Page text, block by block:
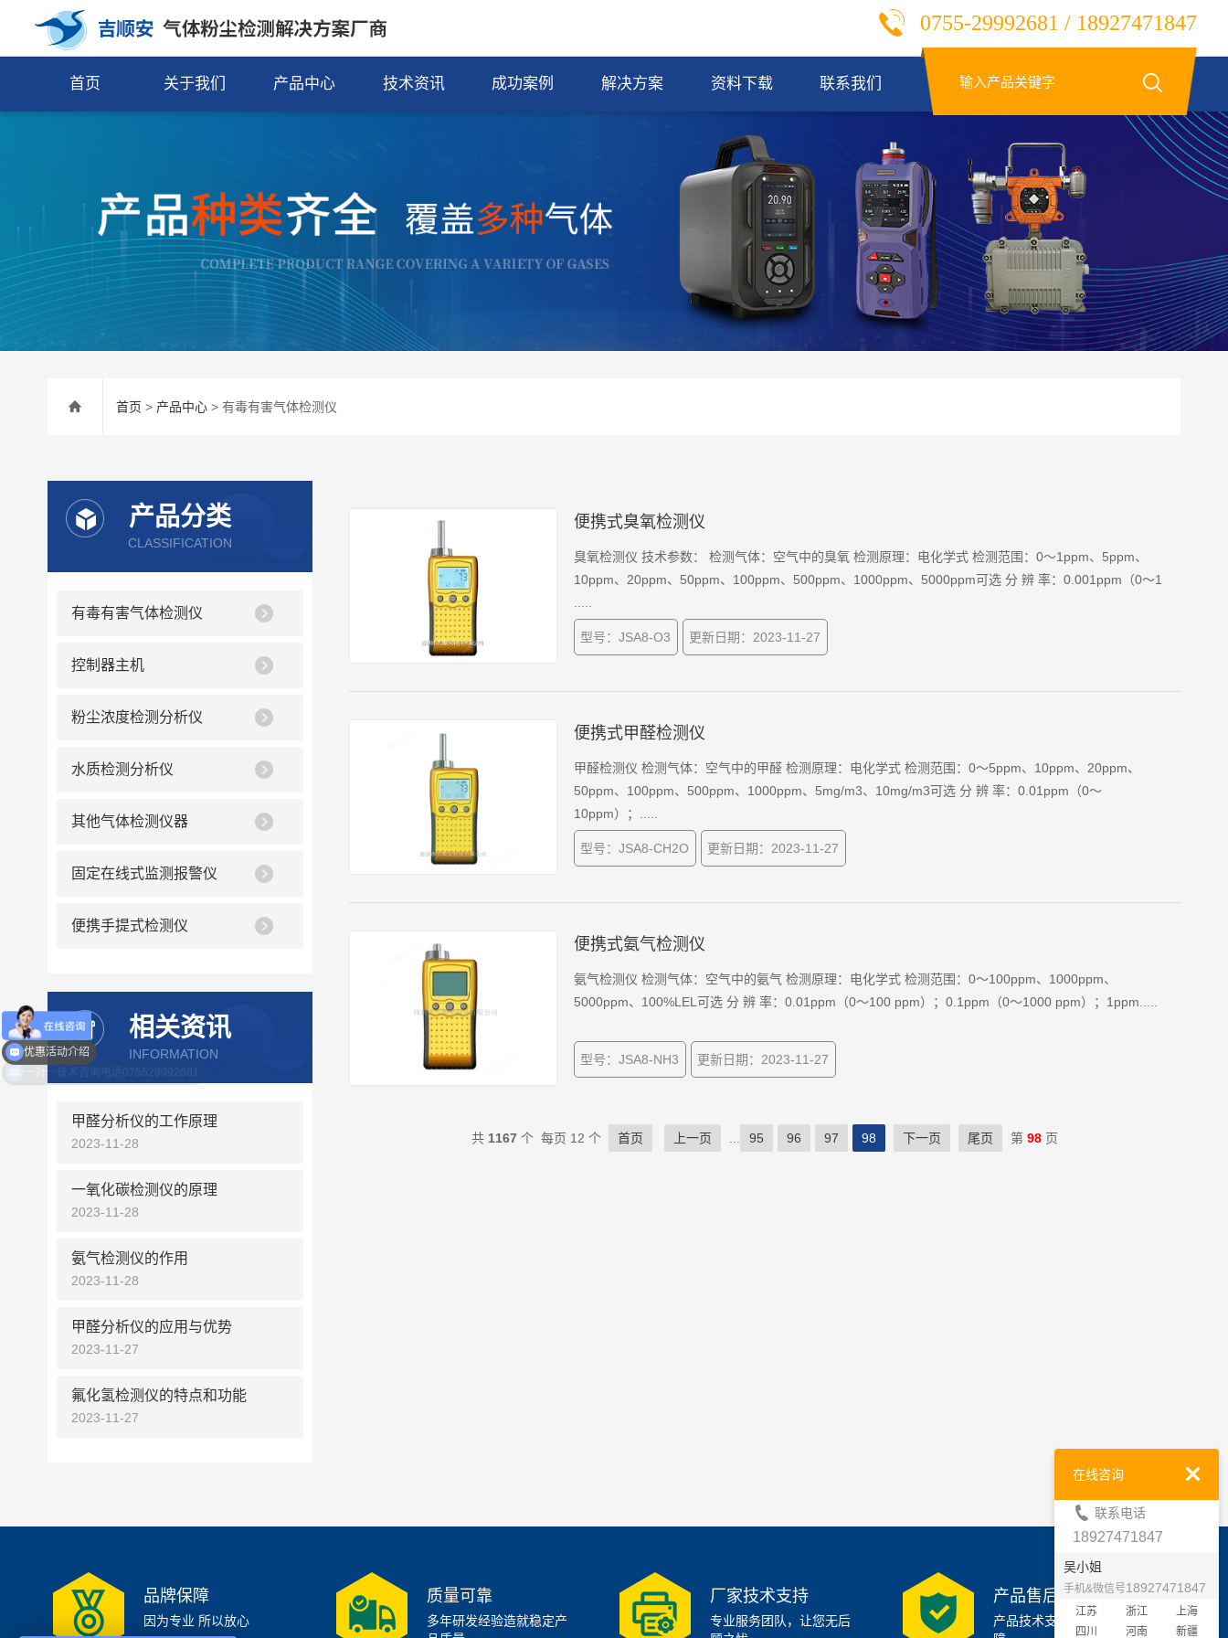
0755-29992681 / 18927471847
首页 关于我们 产品中心 技术资讯 成功案例 解决方案 资料下载 联系我们
首页 > 产品中心 > 有毒有害气体检测仪
产品分类
CLASSIFICATION
有毒有害气体检测仪
控制器主机
粉尘浓度检测分析仪
水质检测分析仪
其他气体检测仪器
固定在线式监测报警仪
便携手提式检测仪
相关资讯
INFORMATION
甲醛分析仪的工作原理
2023-11-28
一氧化碳检测仪的原理
2023-11-28
氨气检测仪的作用
2023-11-28
甲醛分析仪的应用与优势
2023-11-27
氟化氢检测仪的特点和功能
2023-11-27
便携式臭氧检测仪
臭氧检测仪 技术参数： 检测气体：空气中的臭氧 检测原理：电化学式 检测范围：0～1ppm、5ppm、
10ppm、20ppm、50ppm、100ppm、500ppm、1000ppm、5000ppm可选 分 辨 率：0.001ppm（0～1
型号：JSA8-O3 更新日期：2023-11-27
便携式甲醛检测仪
甲醛检测仪 检测气体：空气中的甲醛 检测原理：电化学式 检测范围：0～5ppm、10ppm、20ppm、
50ppm、100ppm、500ppm、1000ppm、5mg/m3、10mg/m3可选 分 辨 率：0.01ppm（0～
10ppm）；.....
型号：JSA8-CH2O 更新日期：2023-11-27
便携式氨气检测仪
氨气检测仪 检测气体：空气中的氨气 检测原理：电化学式 检测范围：0～100ppm、1000ppm、
5000ppm、100%LEL可选 分 辨 率：0.01ppm（0～100 ppm）；0.1ppm（0～1000 ppm）；1ppm.....
型号：JSA8-NH3 更新日期：2023-11-27
共 1167 个 每页 12 个 首页 上一页 95 96 97 98 下一页 尾页 第 98 页
品牌保障
因为专业 所以放心
质量可靠
多年研发经验造就稳定产
厂家技术支持
专业服务团队，让您无后
产品售后支持
产品技术支持7x24小时保
在线咨询
联系电话
18927471847
吴小姐
手机&微信号18927471847
江苏 浙江
上海
四川
河南 新疆
优惠活动介绍